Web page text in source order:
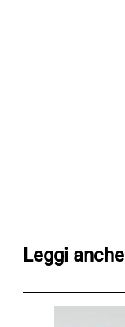
Leggi anche